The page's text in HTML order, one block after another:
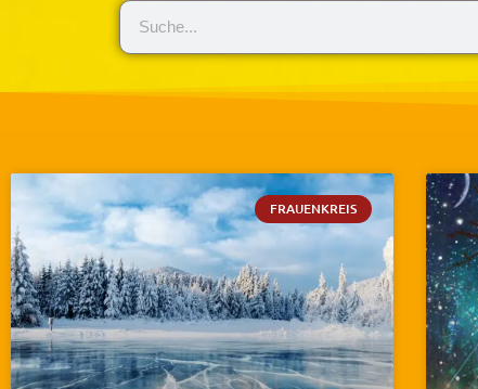
FRAUENKREIS